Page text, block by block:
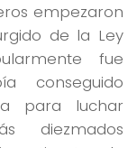
empezaron
de la Ley
fue
conseguido
para luchar
diezmados